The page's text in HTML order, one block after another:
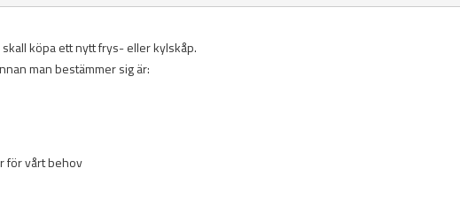
köpa ett nytt frys- eller kylskåp.
man bestämmer sig är:
för vårt behov